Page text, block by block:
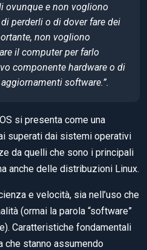
ovunque e non vogliono
perderli o di dover fare dei
non vogliono
il computer per farlo
componente hardware o di
software.”.
si presenta come una
superati dai sistemi operativi
da quelli che sono i principali
anche delle distribuzioni Linux.
e velocità, sia nell’uso che
(ormai la parola “software”
Caratteristiche fondamentali
che stanno assumendo